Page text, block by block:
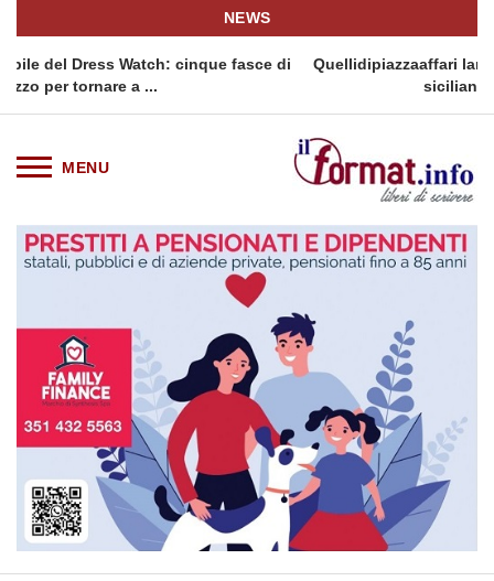
NEWS
fasce di
Quellidipiazzaaffari lancia un nuovo
siciliana: Quellidipiazzatrinità